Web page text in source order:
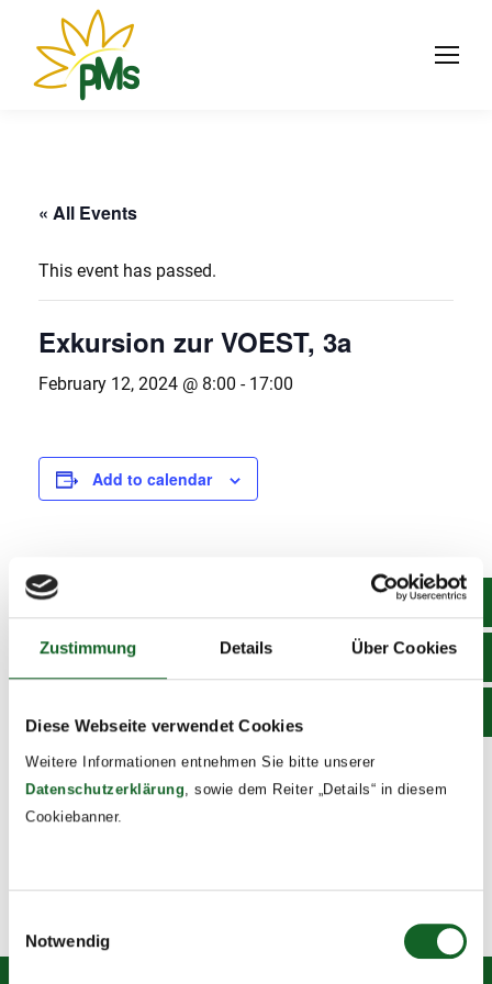
Zustimmung Details Über Cookies
Diese Webseite verwendet Cookies
Weitere Informationen entnehmen Sie bitte unserer
Datenschutzerklärung , sowie dem Reiter „Details“ in diesem
Cookiebanner.
Notwendig
« All Events
This event has passed.
Exkursion zur VOEST, 3a
February 12, 2024 @ 8:00 - 17:00
Add to calendar
DETAILS
Date:
February 12, 2024
8:00 - 17:00
Event Tags:
2023/24